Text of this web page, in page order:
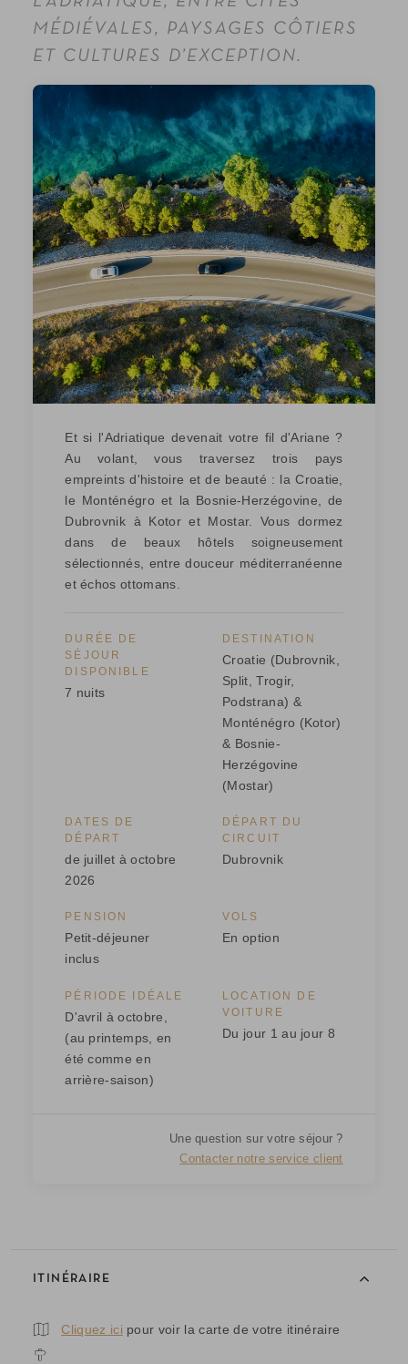
MÉDIÉVALES, PAYSAGES CÔTIERS
ET CULTURES D’EXCEPTION.
Et si l'Adriatique devenait votre fil d'Ariane ?
Au volant, vous traversez trois pays
empreints d'histoire et de beauté : la Croatie,
le Monténégro et la Bosnie-Herzégovine, de
Dubrovnik à Kotor et Mostar. Vous dormez
dans de beaux hôtels soigneusement
sélectionnés, entre douceur méditerranéenne
et échos ottomans.
DURÉE DE
SÉJOUR
DISPONIBLE
7 nuits
DESTINATION
Croatie (Dubrovnik,
Split, Trogir,
Podstrana) &
Monténégro (Kotor)
& Bosnie-
Herzégovine
(Mostar)
DATES DE
DÉPART
de juillet à octobre
2026
DÉPART DU
CIRCUIT
Dubrovnik
PENSION
Petit-déjeuner
inclus
VOLS
En option
PÉRIODE IDÉALE
D'avril à octobre,
(au printemps, en
été comme en
arrière-saison)
LOCATION DE
VOITURE
Du jour 1 au jour 8
Une question sur votre séjour ?
Contacter notre service client
ITINÉRAIRE
Cliquez ici pour voir la carte de votre itinéraire